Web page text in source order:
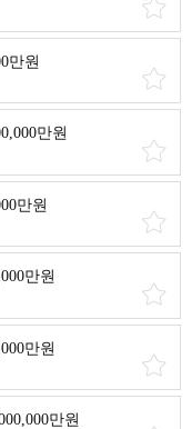
만원
만원
만원
만원
만원
만원